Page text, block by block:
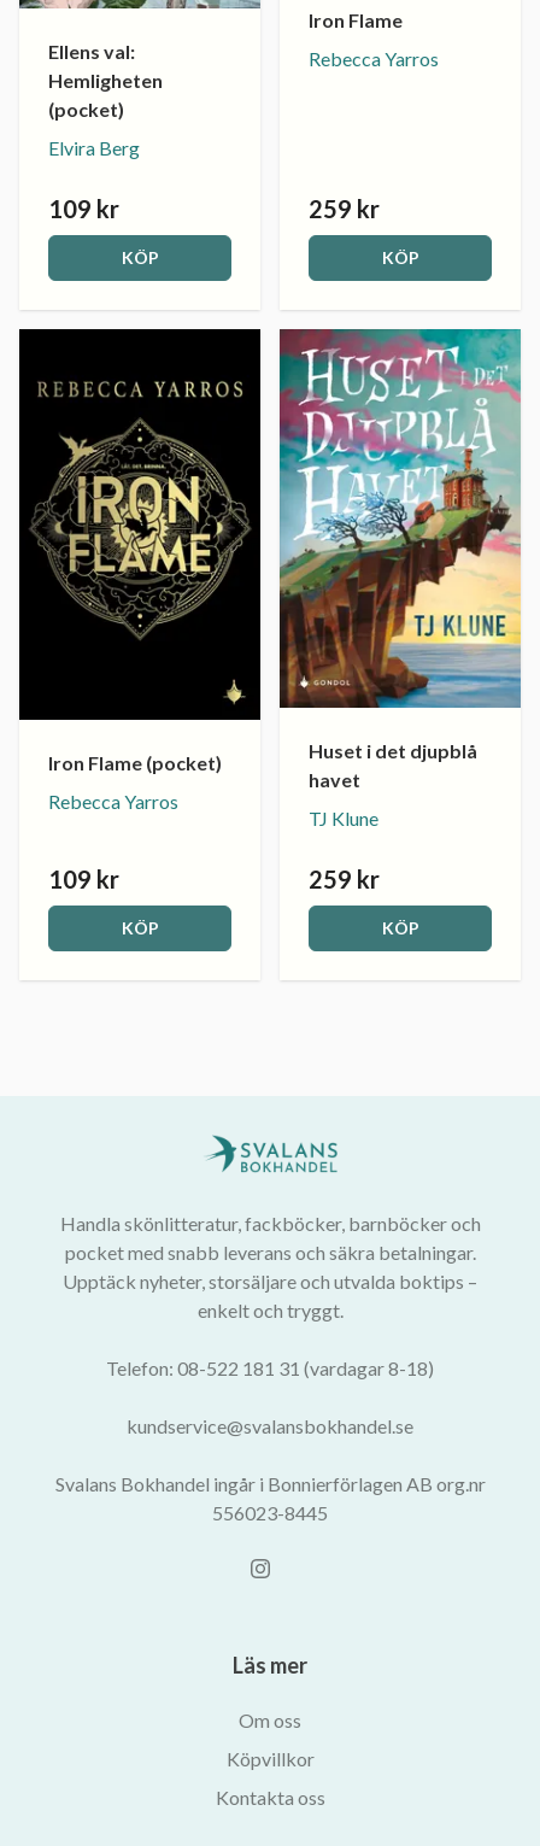
Ellens val:
Hemligheten
(pocket)
Elvira Berg
109 kr
KÖP
Iron Flame
Rebecca Yarros
259 kr
KÖP
Iron Flame (pocket)
Rebecca Yarros
109 kr
KÖP
Huset i det djupblå
havet
TJ Klune
259 kr
KÖP
Handla skönlitteratur, fackböcker, barnböcker och
pocket med snabb leverans och säkra betalningar.
Upptäck nyheter, storsäljare och utvalda boktips –
enkelt och tryggt.
Telefon: 08-522 181 31 (vardagar 8-18)
kundservice@svalansbokhandel.se
Svalans Bokhandel ingår i Bonnierförlagen AB org.nr
556023-8445
Läs mer
Om oss
Köpvillkor
Kontakta oss